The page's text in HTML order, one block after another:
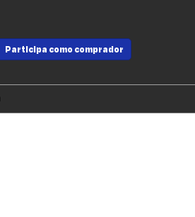
Participa como comprador